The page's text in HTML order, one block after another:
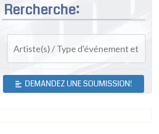
Rercherche:
DEMANDEZ UNE SOUMISSION!